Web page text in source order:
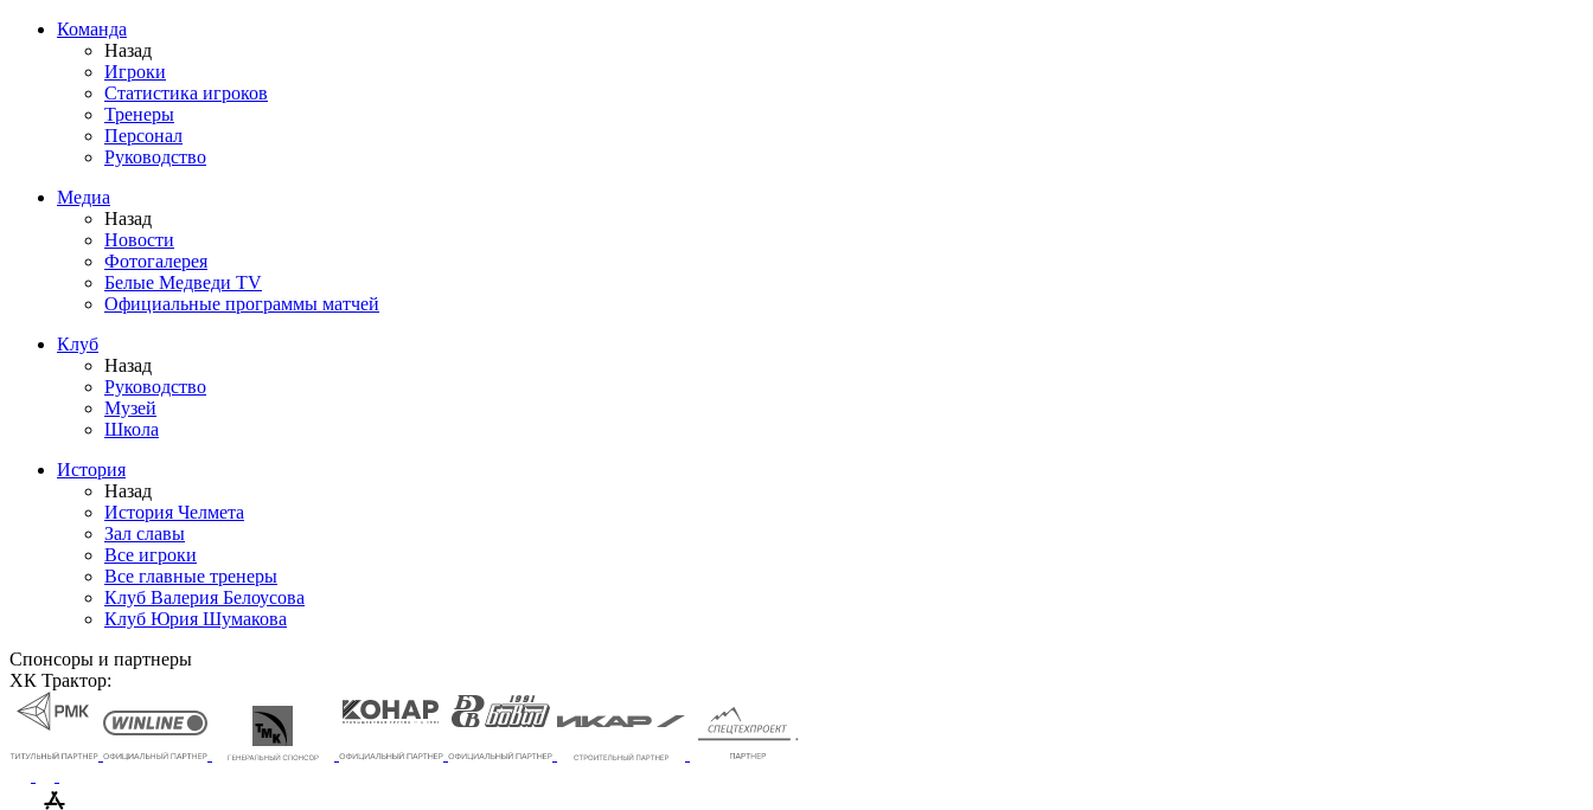
Команда
Назад
Игроки
Статистика игроков
Тренеры
Персонал
Руководство
Медиа
Назад
Новости
Фотогалерея
Белые Медведи TV
Официальные программы матчей
Клуб
Назад
Руководство
Музей
Школа
История
Назад
История Челмета
Зал славы
Все игроки
Все главные тренеры
Клуб Валерия Белоусова
Клуб Юрия Шумакова
Спонсоры и партнеры
ХК Трактор: